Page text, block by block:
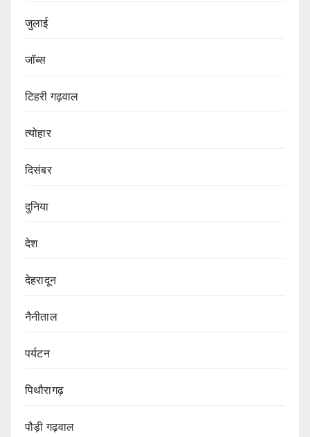
जुलाई
जॉब्स
टिहरी गढ़वाल
त्योहार
दिसंबर
दुनिया
देश
देहरादून
नैनीताल
पर्यटन
पिथौरागढ़
पौड़ी गढ़वाल